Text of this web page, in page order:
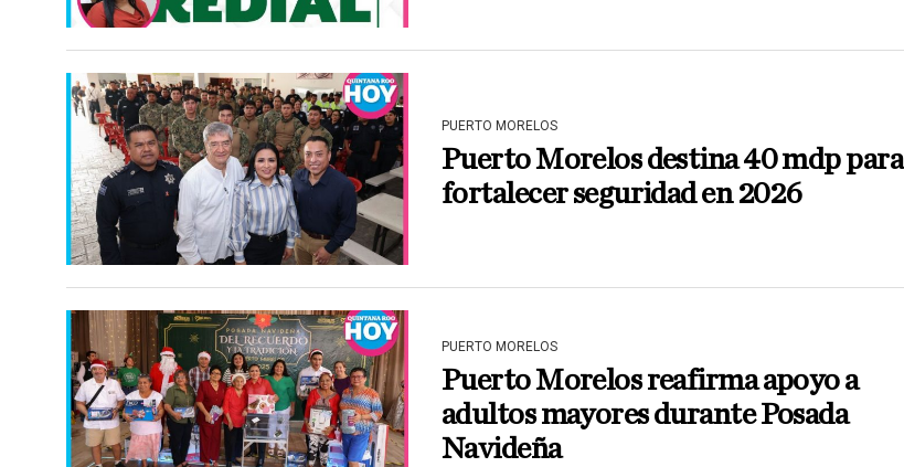
PUERTO MORELOS
Puerto Morelos destina 40 mdp para
fortalecer seguridad en 2026
PUERTO MORELOS
Puerto Morelos reafirma apoyo a
adultos mayores durante Posada
Navideña